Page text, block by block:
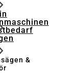
&